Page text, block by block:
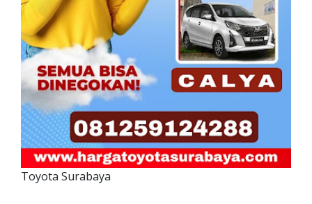
Toyota Surabaya